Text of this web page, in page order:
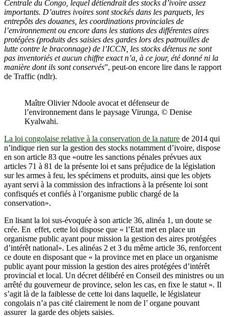
Centrale du Congo, lequel détiendrait des stocks d’ivoire assez
importants. D’autres ivoires sont stockés dans les parquets, les
entrepôts des douanes, les coordinations provinciales de
l’environnement ou encore dans les stations des différentes aires
protégées (produits des saisies des gardes lors des patrouilles de
lutte contre le braconnage) de l’ICCN, les stocks détenus ne sont
pas inventoriés et aucun chiffre exact n’a, à ce jour, été donné ni la
manière dont ils sont conservés”, peut-on encore lire dans le rapport
de Traffic (ndlr).
Maître Olivier Ndoole avocat et défenseur de
l’environnement dans le paysage Virunga, © Denise
Kyalwahi.
La loi congolaise relative à la conservation de la nature de 2014 qui
n’indique rien sur la gestion des stocks notamment d’ivoire, dispose
en son article 83 que «outre les sanctions pénales prévues aux
articles 71 à 81 de la présente loi et sans préjudice de la législation
sur les armes à feu, les spécimens et produits, ainsi que les objets
ayant servi à la commission des infractions à la présente loi sont
confisqués et confiés à l’organisme public chargé de la
conservation».
En lisant la loi sus-évoquée à son article 36, alinéa 1, un doute se
crée. En effet, cette loi dispose que « l’Etat met en place un
organisme public ayant pour mission la gestion des aires protégées
d’intérêt national». Les alinéas 2 et 3 du même article 36, renforcent
ce doute en disposant que « la province met en place un organisme
public ayant pour mission la gestion des aires protégées d’intérêt
provincial et local. Un décret délibéré en Conseil des ministres ou un
arrêté du gouverneur de province, selon les cas, en fixe le statut ». Il
s’agit là de la faiblesse de cette loi dans laquelle, le législateur
congolais n’a pas cité clairement le nom de l’ organe pouvant
assurer la garde des objets saisies.